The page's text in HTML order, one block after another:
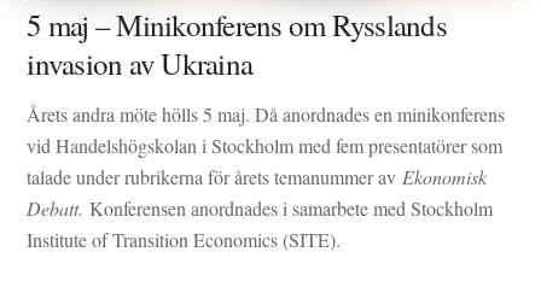
5 maj – Minikonferens om Rysslands
invasion av Ukraina
Årets andra möte hölls 5 maj. Då anordnades en minikonferens
vid Handelshögskolan i Stockholm med fem presentatörer som
talade under rubrikerna för årets temanummer av Ekonomisk
Debatt.Konferensen anordnades i samarbete med Stockholm
Institute of Transition Economics (SITE).